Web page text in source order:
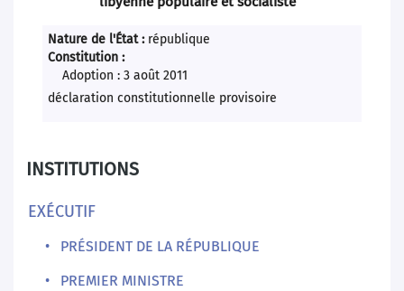
Nature de l'État : république
Constitution :
Adoption : 3 août 2011
déclaration constitutionnelle provisoire
INSTITUTIONS
EXÉCUTIF
PRÉSIDENT DE LA RÉPUBLIQUE
PREMIER MINISTRE